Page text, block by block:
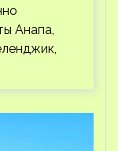
Анапа,